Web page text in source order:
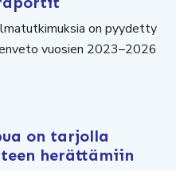
on pyydetty
vuosien 2023–2026
on tarjolla
herättämiin